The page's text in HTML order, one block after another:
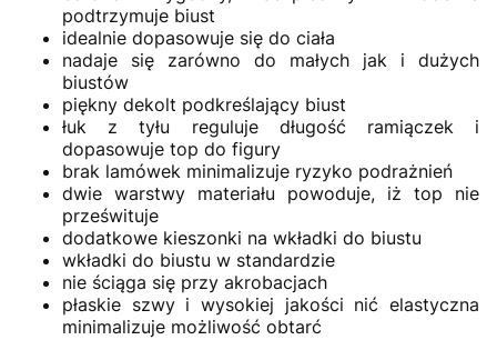
podtrzymuje biust
idealnie dopasowuje się do ciała
nadaje się zarówno do małych jak i dużych
biustów
piękny dekolt podkreślający biust
łuk z tyłu reguluje długość ramiączek i
dopasowuje top do figury
brak lamówek minimalizuje ryzyko podrażnień
dwie warstwy materiału powoduje, iż top nie
prześwituje
dodatkowe kieszonki na wkładki do biustu
wkładki do biustu w standardzie
nie ściąga się przy akrobacjach
płaskie szwy i wysokiej jakości nić elastyczna
minimalizuje możliwość obtarć